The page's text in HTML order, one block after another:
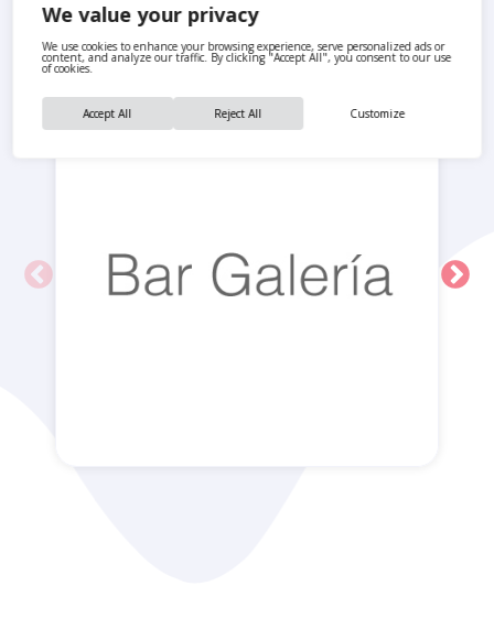
We value your privacy
We use cookies to enhance your browsing experience, serve personalized ads or
content, and analyze our traffic. By clicking "Accept All", you consent to our use
of cookies.
Customize
Reject All
Accept All
También te pueden interesar